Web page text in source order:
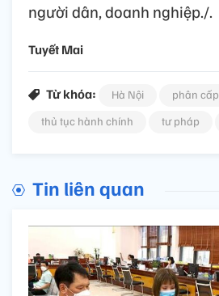
người dân, doanh nghiệp./.
Tuyết Mai
Từ khóa: Hà Nội phân cấp
thủ tục hành chính
tư pháp
Tin liên quan